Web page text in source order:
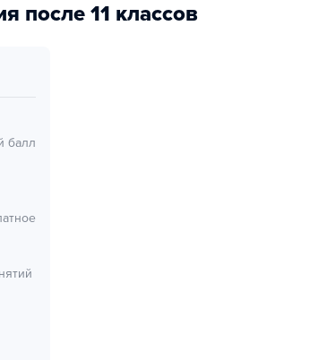
после 11 классов
балл